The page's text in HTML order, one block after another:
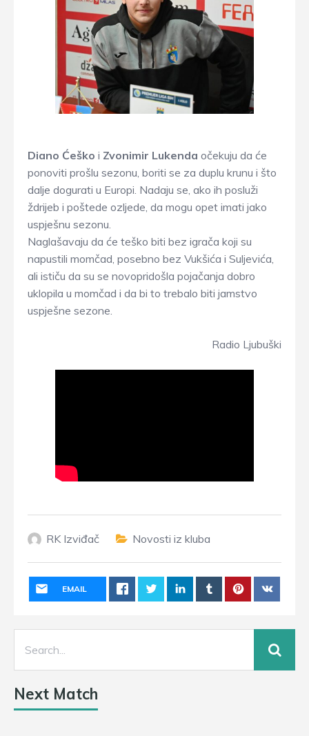
Diano Ćeško i Zvonimir Lukenda očekuju da će
ponoviti prošlu sezonu, boriti se za duplu krunu i što
dalje dogurati u Europi. Nadaju se, ako ih posluži
ždrijeb i poštede ozljede, da mogu opet imati jako
uspješnu sezonu.
Naglašavaju da će teško biti bez igrača koji su
napustili momčad, posebno bez Vukšića i Suljevića,
ali ističu da su se novopridošla pojačanja dobro
uklopila u momčad i da bi to trebalo biti jamstvo
uspješne sezone.
Radio Ljubuški
RK Izviđač Novosti iz kluba
EMAIL
Next Match